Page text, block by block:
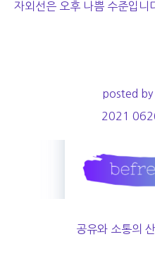
자외선은 오후 나쁨 수준입니
posted
2021
공유와 소통의